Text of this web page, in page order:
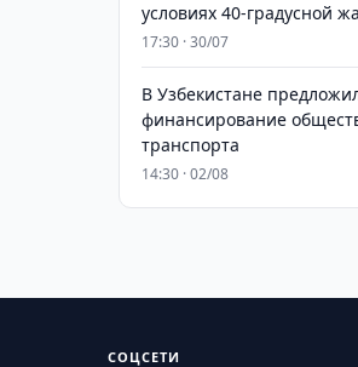
условиях 40-градусной
17:30 · 30/07
В Узбекистане
финансирование
транспорта
14:30 · 02/08
СОЦСЕТИ